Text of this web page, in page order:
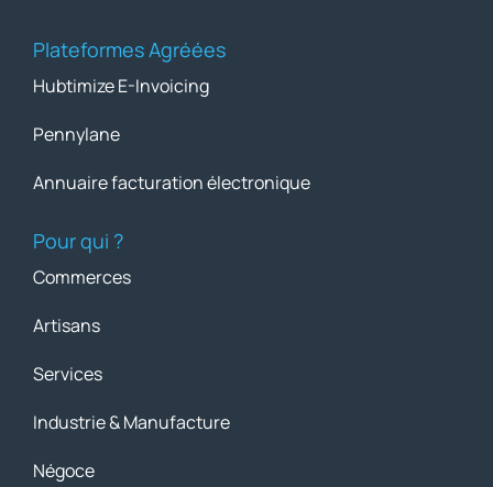
Plateformes Agréées
Hubtimize E-Invoicing
Pennylane
Annuaire facturation électronique
Pour qui ?
Commerces
Artisans
Services
Industrie & Manufacture
Négoce